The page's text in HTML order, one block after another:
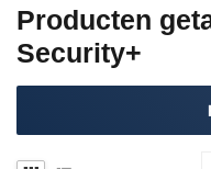
Producten
Security+